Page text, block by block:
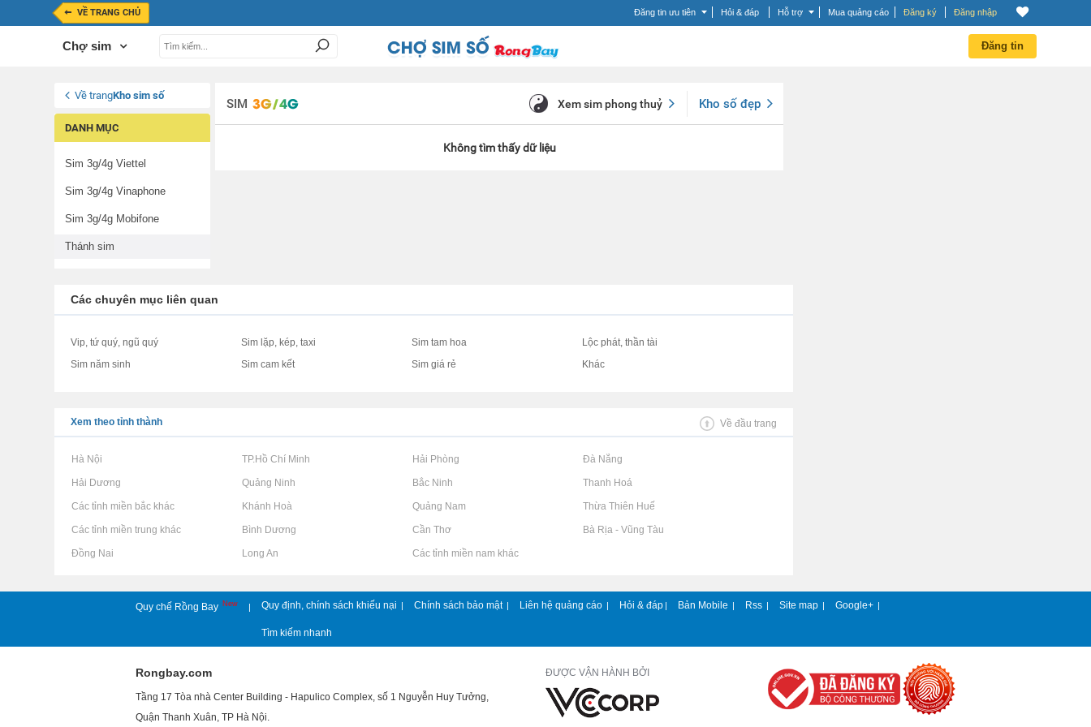
VỀ TRANG CHỦ Đăng tin ưu tiên Hỏi & đáp Hỗ trợ Mua quảng cáo Đăng ký Đăng nhập
Chợ sim Đăng tin
Về trangKho sim số
DANH MỤC
Sim 3g/4g Viettel
Sim 3g/4g Vinaphone
Sim 3g/4g Mobifone
Thánh sim
SIM Kho số đẹp
Xem sim phong thuỷ
Không tìm thấy dữ liệu
Các chuyên mục liên quan
Vip, tứ quý, ngũ quý Sim lặp, kép, taxi Sim tam hoa
Lộc phát, thần tài
Sim năm sinh
Sim cam kết Sim giá rẻ Khác
Xem theo tỉnh thành Về đầu trang
Rao vặt tại Hà Nội Rao vặt tại TP.Hồ Chí Minh Rao vặt tại Hải Phòng Rao vặt tại Đà Nẵng
Rao vặt tại Hải Dương Rao vặt tại Quảng Ninh Rao vặt tại Bắc Ninh Rao vặt tại Thanh Hoá
Rao vặt tại Các tỉnh miền bắc khác Rao vặt tại Khánh Hoà Rao vặt tại Quảng Nam Rao vặt tại Thừa Thiên Huế
Rao vặt tại Các tỉnh miền trung khác Rao vặt tại Bình Dương Rao vặt tại Cần Thơ Rao vặt tại Bà Rịa - Vũng Tàu
Rao vặt tại Đồng Nai Rao vặt tại Long An Rao vặt tại Các tỉnh miền nam khác
Quy chế Rồng Bay New | Quy định, chính sách khiếu nại | Chính sách bảo mật | Liên hệ quảng cáo | Hỏi & đáp | Bản Mobile | Rss | Site map | Google+ |
Tìm kiếm nhanh
Rongbay.com
Tầng 17 Tòa nhà Center Building - Hapulico Complex, số 1 Nguyễn Huy Tưởng,
Quận Thanh Xuân, TP Hà Nội.
ĐƯỢC VẬN HÀNH BỞI